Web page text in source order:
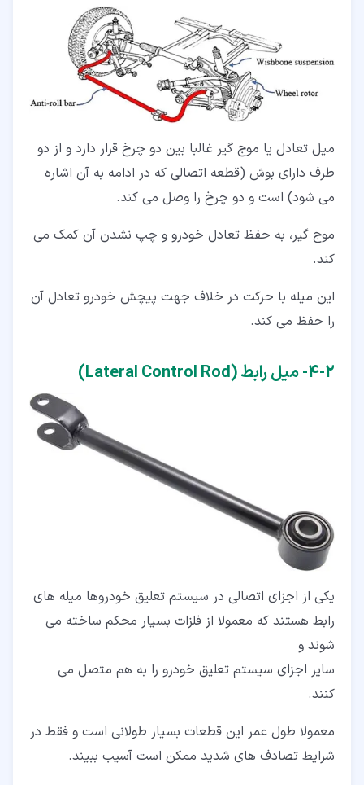
میل تعادل یا موج گیر غالبا بین دو چرخ قرار دارد و از دو
طرف دارای بوش (قطعه اتصالی که در ادامه به آن اشاره
می شود) است و دو چرخ را وصل می کند.
موج گیر، به حفظ تعادل خودرو و چپ نشدن آن کمک می
کند.
این میله با حرکت در خلاف جهت پیچش خودرو تعادل آن
را حفظ می کند.
۲‏-‏۴‏- میل رابط (Lateral Control Rod)
یکی از اجزای اتصالی در سیستم تعلیق خودروها میله های
رابط هستند که معمولا از فلزات بسیار محکم ساخته می
شوند و
سایر اجزای سیستم تعلیق خودرو را به هم متصل می
کنند.
معمولا طول عمر این قطعات بسیار طولانی است و فقط در
شرایط تصادف های شدید ممکن است آسیب ببیند.